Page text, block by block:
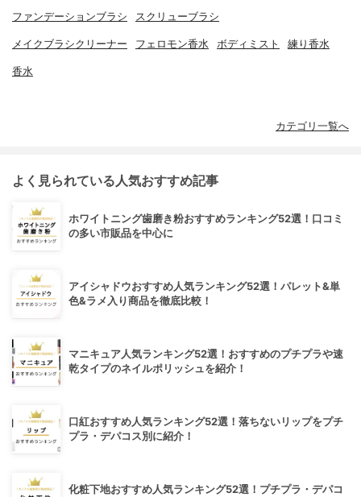
ファンデーションブラシ スクリューブラシ
メイクブラシクリーナー フェロモン香水 ボディミスト 練り香水
香水
カテゴリ一覧へ
よく見られている人気おすすめ記事
ホワイトニング歯磨き粉おすすめランキング52選！口コミ
の多い市販品を中心に
アイシャドウおすすめ人気ランキング52選！パレット&単
色&ラメ入り商品を徹底比較！
マニキュア人気ランキング52選！おすすめのプチプラや速
乾タイプのネイルポリッシュを紹介！
口紅おすすめ人気ランキング52選！落ちないリップをプチ
プラ・デパコス別に紹介！
化粧下地おすすめ人気ランキング52選！プチプラ・デパコ